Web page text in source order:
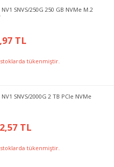
SNVS/250G 250 GB NVMe M.2
TL
tükenmiştir.
SNVS/2000G 2 TB PCIe NVMe
TL
tükenmiştir.